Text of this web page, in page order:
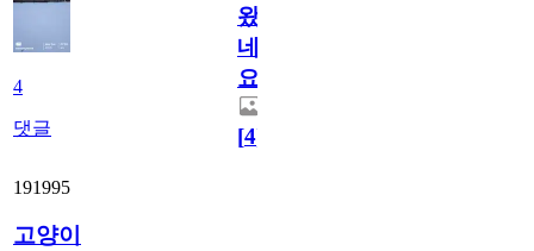
4
댓글
왔
네
요
[4]
191995
고양이